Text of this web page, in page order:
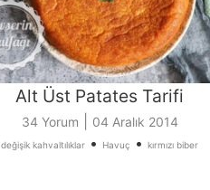
Alt Üst Patates Tarifi
34 Yorum 04 Aralık 2014
değişik kahvaltılıklar • Havuç • kırmızı biber